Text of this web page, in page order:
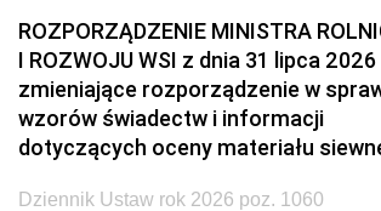
ROZPORZĄDZENIE MINISTRA
I ROZWOJU WSI z dnia 31 lipca 2026
zmieniające rozporządzenie w
wzorów świadectw i informacji
dotyczących oceny materiału
Dziennik Ustaw rok 2026 poz. 1060